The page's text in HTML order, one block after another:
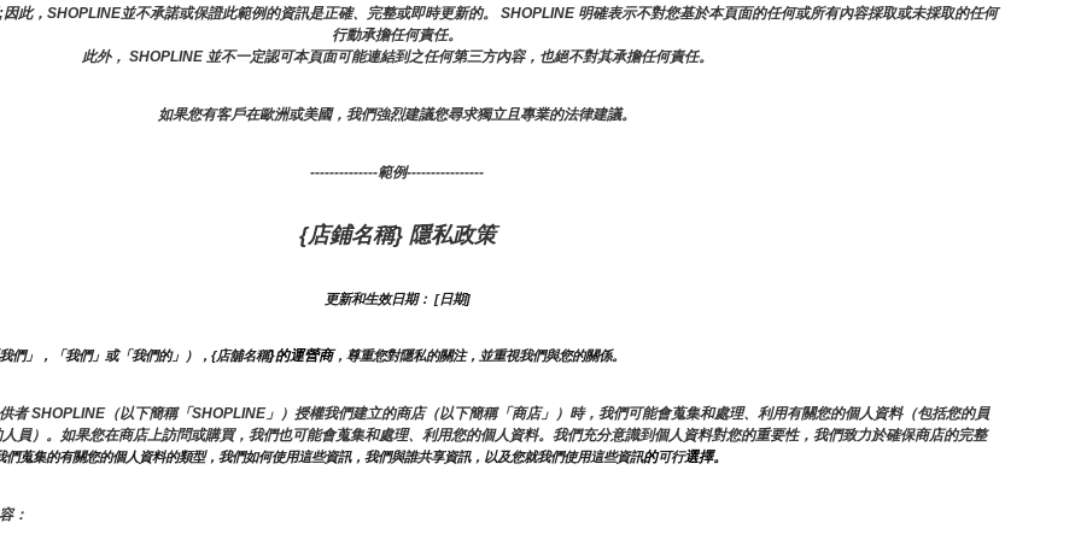
此，SHOPLINE並不承諾或保證此範例的資訊是正確、完整或即時更新的。 SHOPLINE 明確表示不對您基於本頁面的任何或所有內容採取或未採取的任何
行動承擔任何責任。
此外， SHOPLINE 並不一定認可本頁面可能連結到之任何第三方內容，也絕不對其承擔任何責任。
如果您有客戶在歐洲或美國，我們強烈建議您尋求獨立且專業的法律建議。
--------------範例----------------
{店鋪名稱} 隱私政策
更新和生效日期： [日期]
們」，「我們」或「我們的」），{店舖名稱}的運營商，尊重您對隱私的關注，並重視我們與您的關係。
者 SHOPLINE（以下簡稱「SHOPLINE」）授權我們建立的商店（以下簡稱「商店」）時，我們可能會蒐集和處理、利用有關您的個人資料（包括您的員
員）。如果您在商店上訪問或購買，我們也可能會蒐集和處理、利用您的個人資料。我們充分意識到個人資料對您的重要性，我們致力於確保商店的完整
蒐集的有關您的個人資料的類型，我們如何使用這些資訊，我們與誰共享資訊，以及您就我們使用這些資訊的可行選擇。
：